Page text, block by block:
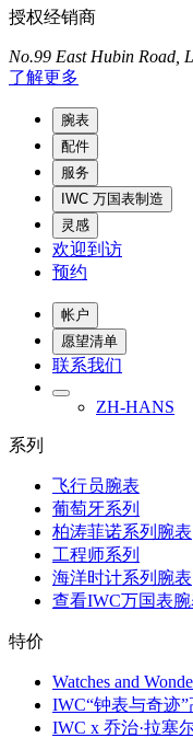
授权经销商
No.99 East Hubin Road,
了解更多
腕表
配件
服务
IWC 万国表制造
灵感
欢迎到访
预约
帐户
愿望清单
联系我们
ZH-HANS
系列
飞行员腕表
葡萄牙系列
柏涛菲诺系列腕表
工程师系列
海洋时计系列腕表
查看IWC万国表腕
特价
Watches and
IWC“钟表与奇迹
IWC x 乔治·拉塞